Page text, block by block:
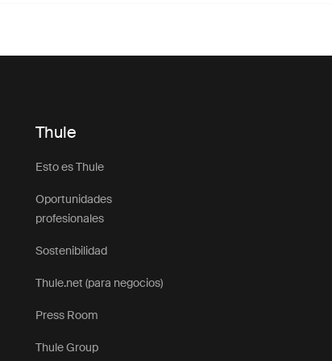
Thule
Esto es Thule
Oportunidades
profesionales
Sostenibilidad
Thule.net (para negocios)
Press Room
Thule Group